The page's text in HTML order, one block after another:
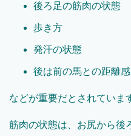
後ろ足の筋肉の状態
歩き方
発汗の状態
後は前の馬との距離感
などが重要だとされていま
筋肉の状態は、お尻から後